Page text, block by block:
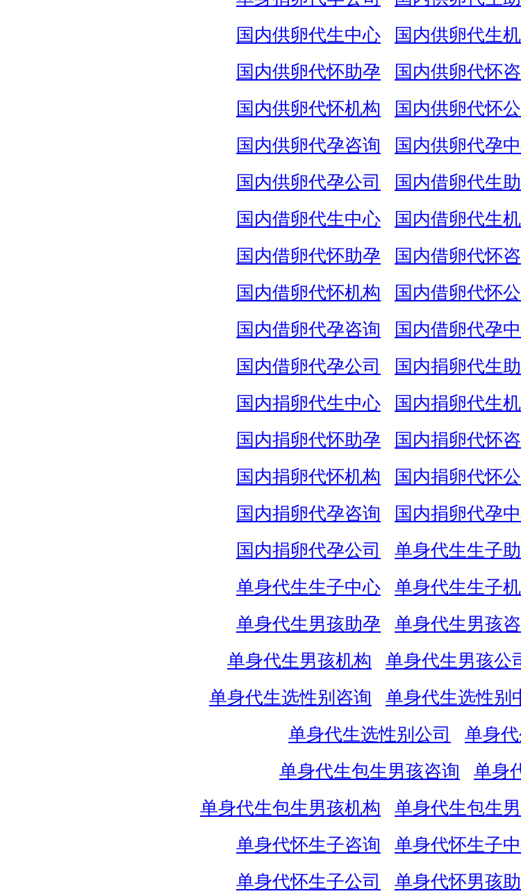
国内供卵代生中心
国内供卵代生
国内供卵代怀助孕
国内供卵代怀
国内供卵代怀机构
国内供卵代怀
国内供卵代孕咨询
国内供卵代孕
国内供卵代孕公司
国内借卵代生
国内借卵代生中心
国内借卵代生
国内借卵代怀助孕
国内借卵代怀
国内借卵代怀机构
国内借卵代怀
国内借卵代孕咨询
国内借卵代孕
国内借卵代孕公司
国内捐卵代生
国内捐卵代生中心
国内捐卵代生
国内捐卵代怀助孕
国内捐卵代怀
国内捐卵代怀机构
国内捐卵代怀
国内捐卵代孕咨询
国内捐卵代孕
国内捐卵代孕公司
单身代生生子
单身代生生子中心
单身代生生子
单身代生男孩助孕
单身代生男孩
单身代生男孩机构
单身代生男孩公
单身代生选性别咨询
单身代生选性别
单身代生选性别公司
单身
单身代生包生男孩咨询
单身
单身代生包生男孩机构
单身代生包生
单身代怀生子咨询
单身代怀生子
单身代怀生子公司
单身代怀男孩